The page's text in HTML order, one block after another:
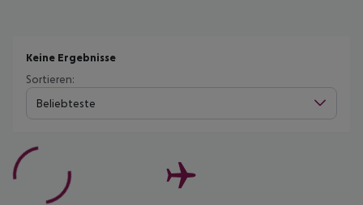
Keine Ergebnisse
Sortieren:
Beliebteste